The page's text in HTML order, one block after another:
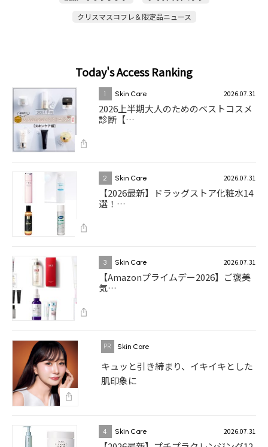
クリスマスコフレ＆限定品ニュース
Today's Access Ranking
1 Skin Care 2026.07.31
2026上半期大人のためのベストコスメ
診断【…
2 Skin Care 2026.07.31
【2026最新】ドラッグストア化粧水14
選！…
3 Skin Care 2026.07.31
【Amazonプライムデー2026】ご褒美
気…
Skin Care
キュッと引き締まり、イキイキとした
肌印象に
4 Skin Care 2026.07.31